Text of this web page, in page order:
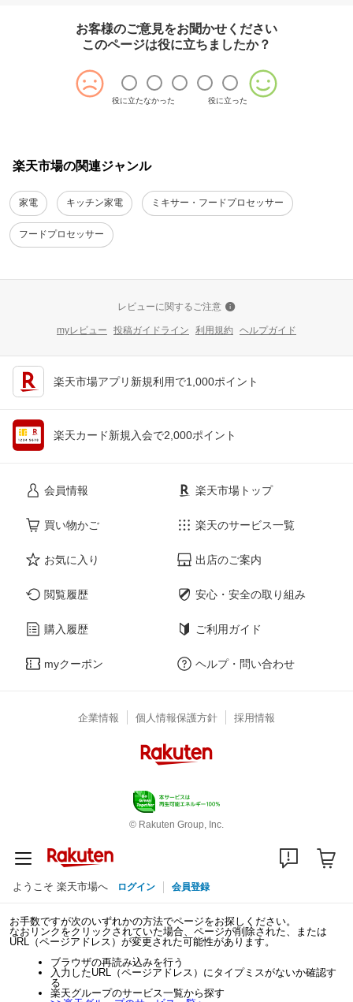
お客様のご意見をお聞かせください
このページは役に立ちましたか？
役に立たなかった 役に立った
楽天市場の関連ジャンル
家電 キッチン家電 ミキサー・フードプロセッサー
フードプロセッサー
レビューに関するご注意
myレビュー 投稿ガイドライン 利用規約 ヘルプガイド
楽天市場アプリ新規利用で1,000ポイント
楽天カード新規入会で2,000ポイント
会員情報
買い物かご
お気に入り
閲覧履歴
購入履歴
myクーポン
楽天市場トップ
楽天のサービス一覧
出店のご案内
安心・安全の取り組み
ご利用ガイド
ヘルプ・問い合わせ
企業情報 個人情報保護方針 採用情報
© Rakuten Group, Inc.
ようこそ 楽天市場へ ログイン 会員登録
お手数ですが次のいずれかの方法でページをお探しください。
なおリンクをクリックされていた場合、ページが削除された、または
URL（ページアドレス）が変更された可能性があります。
ブラウザの再読み込みを行う
入力したURL（ページアドレス）にタイプミスがないか確認す
る
楽天グループのサービス一覧から探す